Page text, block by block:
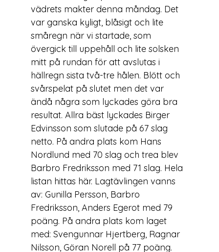
vädrets makter denna måndag. Det
var ganska kyligt, blåsigt och lite
småregn när vi startade, som
övergick till uppehåll och lite solsken
mitt på rundan för att avslutas i
hällregn sista två-tre hålen. Blött och
svårspelat på slutet men det var
ändå några som lyckades göra bra
resultat. Allra bäst lyckades Birger
Edvinsson som slutade på 67 slag
netto. På andra plats kom Hans
Nordlund med 70 slag och trea blev
Barbro Fredriksson med 71 slag. Hela
listan hittas här. Lagtävlingen vanns
av: Gunilla Persson, Barbro
Fredriksson, Anders Egerot med 79
poäng. På andra plats kom laget
med: Svengunnar Hjertberg, Ragnar
Nilsson, Göran Norell på 77 poäng.